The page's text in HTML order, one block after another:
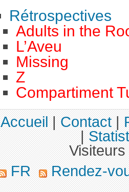
Rétrospectives
Adults in the
L’Aveu
Missing
Z
Compartiment
Accueil|Contact|
|
FR
Rendez-